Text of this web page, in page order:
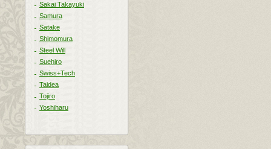
Sakai Takayuki
Samura
Satake
Shimomura
Steel Will
Suehiro
Swiss+Tech
Taidea
Tojiro
Yoshiharu